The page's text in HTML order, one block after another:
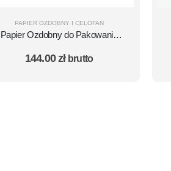
PAPIER OZDOBNY I CELOFAN
Papier Ozdobny do Pakowania
WZORY BIAŁE ZŁOTE 200×70 -
144.00zł brutto